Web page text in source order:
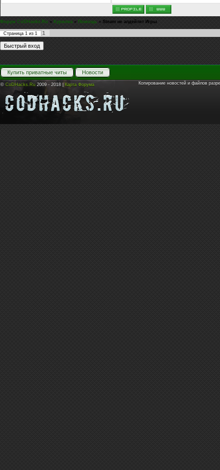
Форум CoDHacks.Ru » Курилка » Помощь » Steam не апдейтит Игры
Страница 1 из 1 1
Купить приватные читы Новости
© CoDHacks.Ru 2009 - 2018 | Карта Форума Копирование новостей и файлов